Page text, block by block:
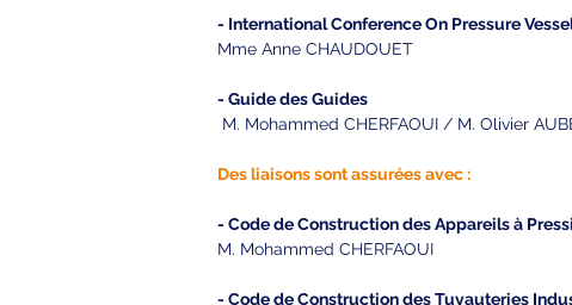
- International Conference On Pressure
Mme Anne CHAUDOUET
- Guide des Guides
M. Mohammed CHERFAOUI / M. Olivier
Des liaisons sont assurées avec :
- Code de Construction des Appareils à
M. Mohammed CHERFAOUI
- Code de Construction des Tuyauteries